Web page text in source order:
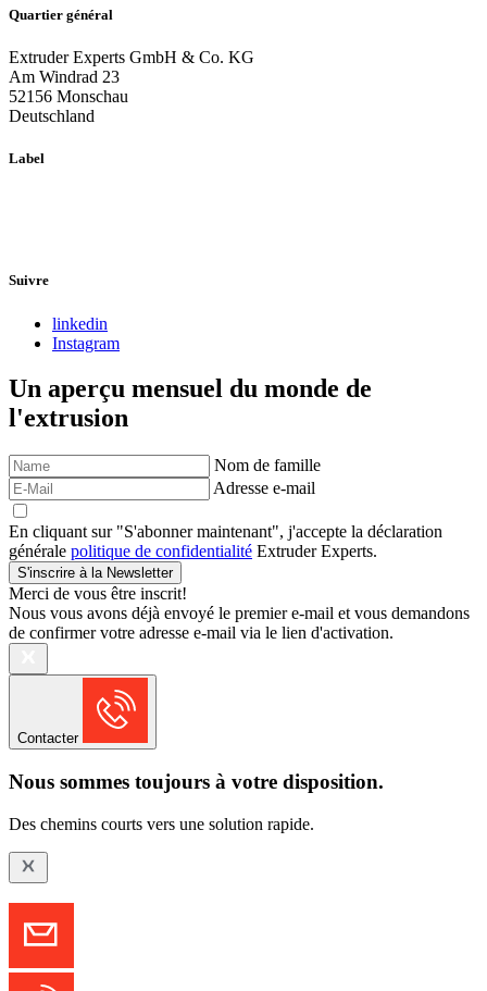
Quartier général
Extruder Experts GmbH & Co. KG
Am Windrad 23
52156 Monschau
Deutschland
Label
Suivre
linkedin
Instagram
Un aperçu mensuel du monde de
l'extrusion
Nom de famille
Adresse e-mail
En cliquant sur "S'abonner maintenant", j'accepte la déclaration
générale politique de confidentialité Extruder Experts.
S'inscrire à la Newsletter
Merci de vous être inscrit!
Nous vous avons déjà envoyé le premier e-mail et vous demandons
de confirmer votre adresse e-mail via le lien d'activation.
Contacter
Nous sommes toujours à votre disposition.
Des chemins courts vers une solution rapide.